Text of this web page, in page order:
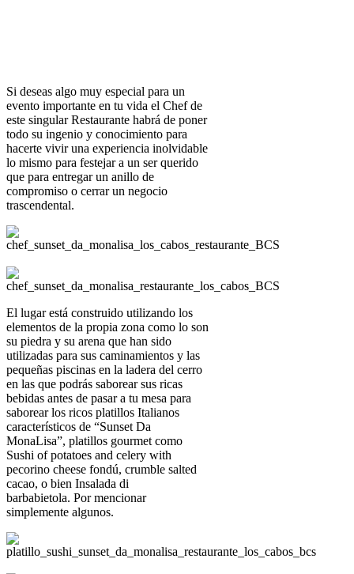
Si deseas algo muy especial para un
evento importante en tu vida el Chef de
este singular Restaurante habrá de poner
todo su ingenio y conocimiento para
hacerte vivir una experiencia inolvidable
lo mismo para festejar a un ser querido
que para entregar un anillo de
compromiso o cerrar un negocio
trascendental.
El lugar está construido utilizando los
elementos de la propia zona como lo son
su piedra y su arena que han sido
utilizadas para sus caminamientos y las
pequeñas piscinas en la ladera del cerro
en las que podrás saborear sus ricas
bebidas antes de pasar a tu mesa para
saborear los ricos platillos Italianos
característicos de “Sunset Da
MonaLisa”, platillos gourmet como
Sushi of potatoes and celery with
pecorino cheese fondú, crumble salted
cacao, o bien Insalada di
barbabietola. Por mencionar
simplemente algunos.